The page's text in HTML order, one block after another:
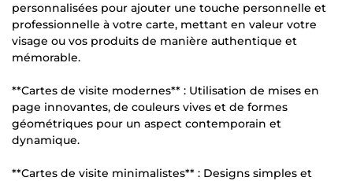
personnalisées pour ajouter une touche personnelle et
professionnelle à votre carte, mettant en valeur votre
visage ou vos produits de manière authentique et
mémorable.
**Cartes de visite modernes** : Utilisation de mises en
page innovantes, de couleurs vives et de formes
géométriques pour un aspect contemporain et
dynamique.
**Cartes de visite minimalistes** : Designs simples et